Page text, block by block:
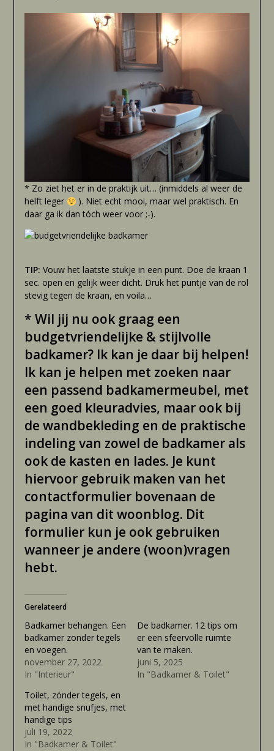
* Zo ziet het er in de praktijk uit… (inmiddels al weer de
helft leger
). Niet echt mooi, maar wel praktisch. En
daar ga ik dan tóch weer voor ;-).
TIP: Vouw het laatste stukje in een punt. Doe de kraan 1
sec. open en gelijk weer dicht. Druk het puntje van de rol
stevig tegen de kraan, en voila…
* Wil jij nu ook graag een
budgetvriendelijke & stijlvolle
badkamer? Ik kan je daar bij helpen!
Ik kan je helpen met zoeken naar
een passend badkamermeubel, met
een goed kleuradvies, maar ook bij
de wandbekleding en de praktische
indeling van zowel de badkamer als
ook de kasten en lades. Je kunt
hiervoor gebruik maken van het
contactformulier bovenaan de
pagina van dit woonblog. Dit
formulier kun je ook gebruiken
wanneer je andere (woon)vragen
hebt.
Gerelateerd
Badkamer behangen. Een
badkamer zonder tegels
en voegen.
november 27, 2022
In "Interieur"
De badkamer. 12 tips om
er een sfeervolle ruimte
van te maken.
juni 5, 2025
In "Badkamer & Toilet"
Toilet, zónder tegels, en
met handige snufjes, met
handige tips
juli 19, 2022
In "Badkamer & Toilet"